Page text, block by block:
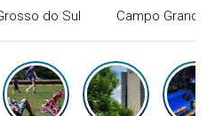
do Sul Campo Grande